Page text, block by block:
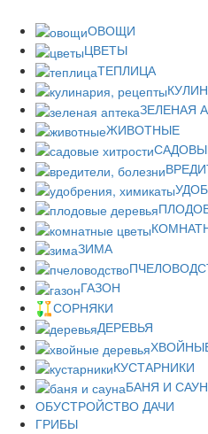
ОВОЩИ
ЦВЕТЫ
ТЕПЛИЦА
ЗЕЛЕНАЯ
ЖИВОТНЫЕ
ЗИМА
ГАЗОН
СОРНЯКИ
ДЕРЕВЬЯ
КУСТАРНИКИ
БАНЯ И
ОБУСТРОЙСТВО ДАЧИ
ГРИБЫ